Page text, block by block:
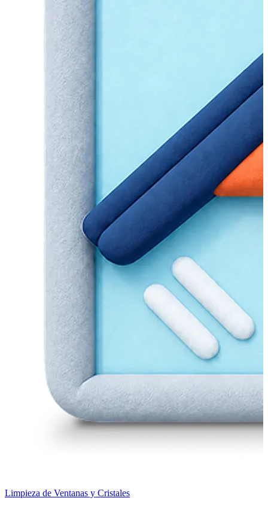
Limpieza de Ventanas y Cristales